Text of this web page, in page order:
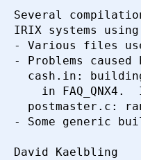
Several
IRIX systems
- Various files
- Problems
cash.in:
in FAQ_QNX4.
postmaster.c:
- Some generic
David Kaelbling